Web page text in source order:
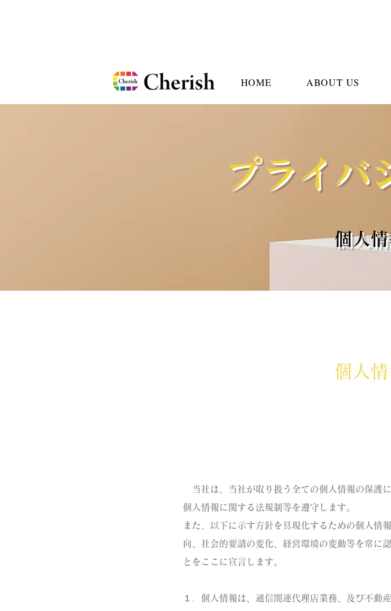
HOME ABOUT US
プライバ
個人
個人
当社は、当社が取り扱う全ての個人情報の保護
個人情報に関する法規制等を遵守します。
また、以下に示す方針を具現化するための個人情
向、社会的要請の変化、経営環境の変動等を常に
とをここに宣言します。
１．個人情報は、通信関連代理店業務、及び不動